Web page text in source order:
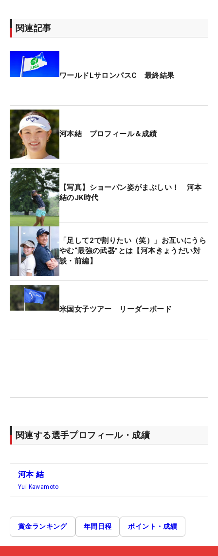
関連記事
ワールドLサロンパスC 最終結果
河本結 プロフィール＆成績
【写真】ショーパン姿がまぶしい！ 河本
結のJK時代
「足して2で割りたい（笑）」お互いにうら
やむ“最強の武器”とは【河本きょうだい対
談・前編】
米国女子ツアー リーダーボード
関連する選手プロフィール・成績
河本 結
Yui Kawamoto
賞金ランキング 年間日程 ポイント・成績